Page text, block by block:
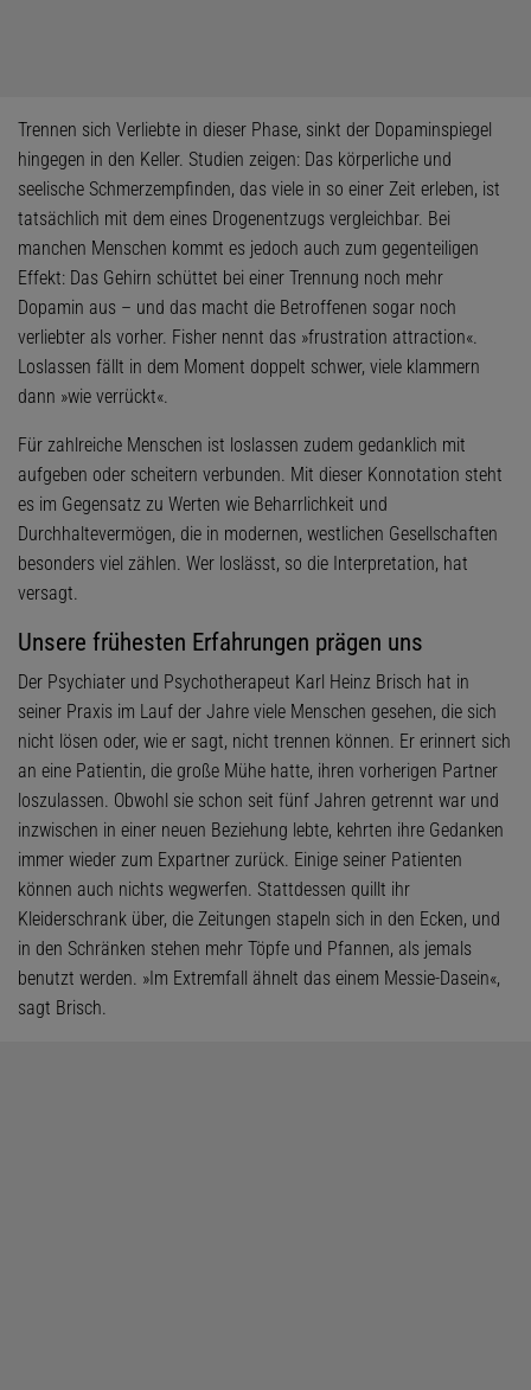
Trennen sich Verliebte in dieser Phase, sinkt der Dopaminspiegel
hingegen in den Keller. Studien zeigen: Das körperliche und
seelische Schmerzempfinden, das viele in so einer Zeit erleben, ist
tatsächlich mit dem eines Drogenentzugs vergleichbar. Bei
manchen Menschen kommt es jedoch auch zum gegenteiligen
Effekt: Das Gehirn schüttet bei einer Trennung noch mehr
Dopamin aus – und das macht die Betroffenen sogar noch
verliebter als vorher. Fisher nennt das »frustration attraction«.
Loslassen fällt in dem Moment doppelt schwer, viele klammern
dann »wie verrückt«.
Für zahlreiche Menschen ist loslassen zudem gedanklich mit
aufgeben oder scheitern verbunden. Mit dieser Konnotation steht
es im Gegensatz zu Werten wie Beharrlichkeit und
Durchhaltevermögen, die in modernen, westlichen Gesellschaften
besonders viel zählen. Wer loslässt, so die Interpretation, hat
versagt.
Unsere frühesten Erfahrungen prägen uns
Der Psychiater und Psychotherapeut Karl Heinz Brisch hat in
seiner Praxis im Lauf der Jahre viele Menschen gesehen, die sich
nicht lösen oder, wie er sagt, nicht trennen können. Er erinnert sich
an eine Patientin, die große Mühe hatte, ihren vorherigen Partner
loszulassen. Obwohl sie schon seit fünf Jahren getrennt war und
inzwischen in einer neuen Beziehung lebte, kehrten ihre Gedanken
immer wieder zum Expartner zurück. Einige seiner Patienten
können auch nichts wegwerfen. Stattdessen quillt ihr
Kleiderschrank über, die Zeitungen stapeln sich in den Ecken, und
in den Schränken stehen mehr Töpfe und Pfannen, als jemals
benutzt werden. »Im Extremfall ähnelt das einem Messie-Dasein«,
sagt Brisch.